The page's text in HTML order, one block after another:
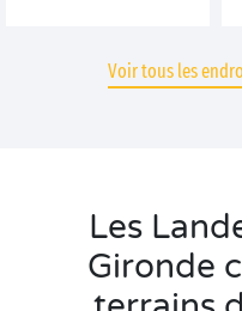
Voir tous les
Les
Gironde